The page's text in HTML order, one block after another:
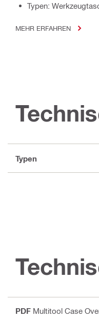
Typen:
MEHR ERFAHREN
Typen
PDF Multitool Case